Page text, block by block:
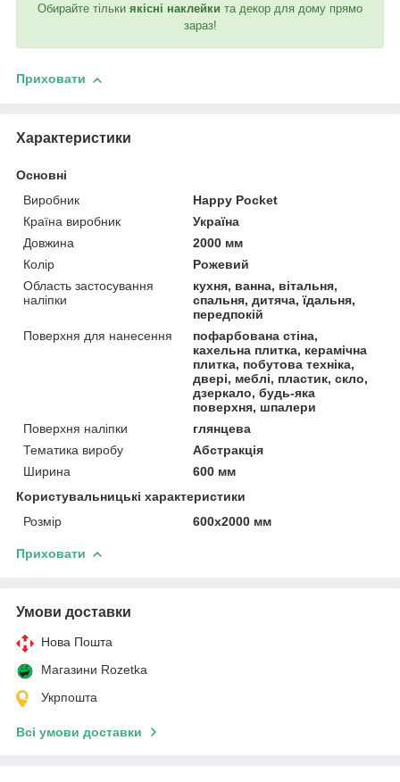
Обирайте тільки якісні наклейки та декор для дому прямо
зараз!
Приховати
Характеристики
Основні
Виробник
Happy Pocket
Країна виробник
Україна
Довжина
2000 мм
Колір
Рожевий
Область застосування
наліпки
кухня, ванна, вітальня,
спальня, дитяча, їдальня,
передпокій
Поверхня для нанесення
пофарбована стіна,
кахельна плитка, керамічна
плитка, побутова техніка,
двері, меблі, пластик, скло,
дзеркало, будь-яка
поверхня, шпалери
Поверхня наліпки
глянцева
Тематика виробу
Абстракція
Ширина
600 мм
Користувальницькі характеристики
Розмір
600х2000 мм
Приховати
Умови доставки
Нова Пошта
Магазини Rozetka
Укрпошта
Всі умови доставки